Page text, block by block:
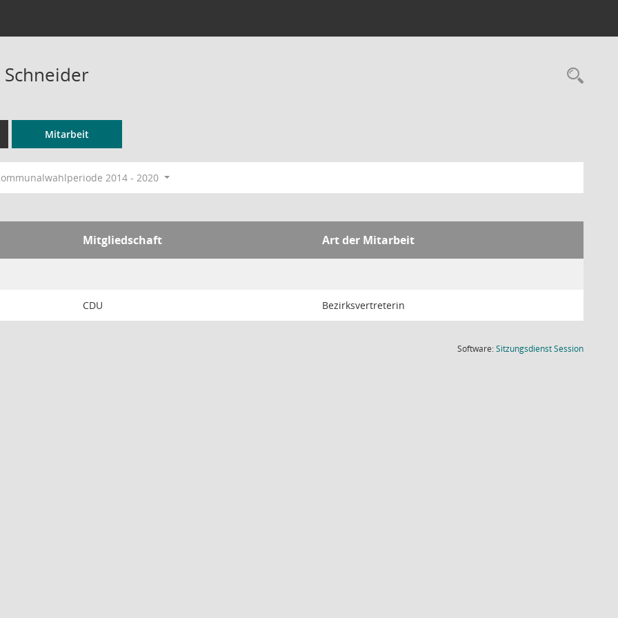
Mitarbeit
2014 - 2020
Mitgliedschaft Art der Mitarbeit
CDU Bezirksvertreterin
Software:SitzungsdienstSession(Wird in